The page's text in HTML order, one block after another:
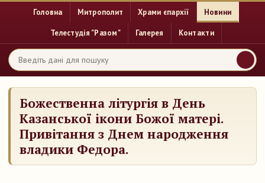
Головна Митрополит Храми єпархії Новини
Телестудія "Разом" Галерея Контакти
Божественна літургія в День
Казанської ікони Божої матері.
Привітання з Днем народження
владики Федора.